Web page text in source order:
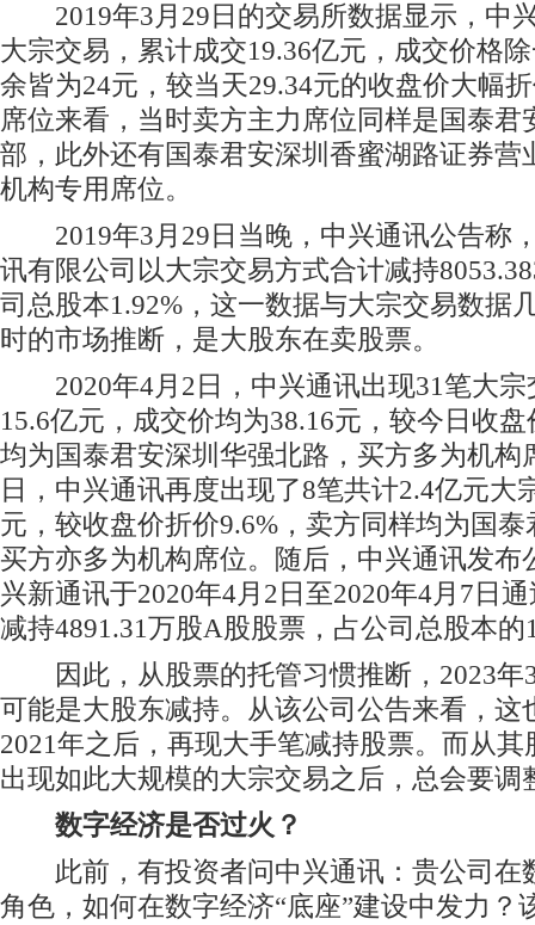
2019年3月29日的交易所数据显示，中
大宗交易，累计成交19.36亿元，成交价格
余皆为24元，较当天29.34元的收盘价大幅
席位来看，当时卖方主力席位同样是国泰君
部，此外还有国泰君安深圳香蜜湖路证券营
机构专用席位。
2019年3月29日当晚，中兴通讯公告称
讯有限公司以大宗交易方式合计减持
司总股本1.92%，这一数据与大宗交易数据
时的市场推断，是大股东在卖股票。
2020年4月2日，中兴通讯出现31笔大宗
15.6亿元，成交价均为38.16元，较今日收
均为国泰君安深圳华强北路，买方多为机构
日，中兴通讯再度出现了8笔共计2.4亿元大
元，较收盘价折价9.6%，卖方同样均为国
买方亦多为机构席位。随后，中兴通讯发布
兴新通讯于2020年4月2日至2020年4月7日
减持4891.31万股A股股票，占公司总股本的
因此，从股票的托管习惯推断，2023年
可能是大股东减持。从该公司公告来看，这
2021年之后，再现大手笔减持股票。而从
出现如此大规模的大宗交易之后，总会要调
数字经济是否过火？
此前，有投资者问中兴通讯：贵公司在
角色，如何在数字经济“底座”建设中发力？